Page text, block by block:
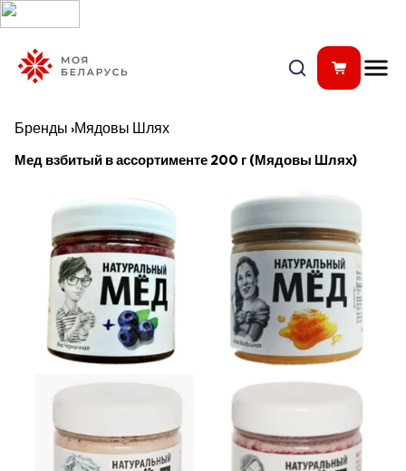
Бренды ›Мядовы Шлях
Мед взбитый в ассортименте 200 г (Мядовы Шлях)